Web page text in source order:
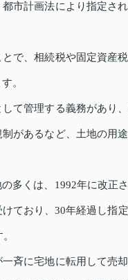
市計画法により指定さ
で、相続税や固定資産
。
て管理する義務があり
があるなど、土地の用
多くは、1992年に改正
ており、30年経過し指
斉に宅地に転用して売